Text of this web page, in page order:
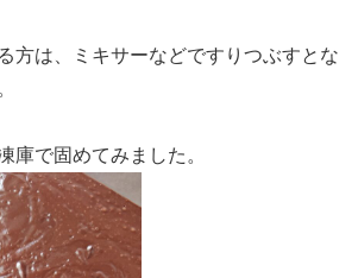
方は、ミキサーなどですりつぶすとな
庫で固めてみました。